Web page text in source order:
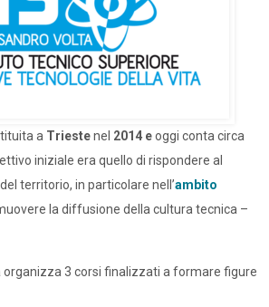
a Triestenel 2014 eoggi conta circa
iniziale era quello di rispondere al
territorio, in particolare nell’ambito
la diffusione della cultura tecnica –
organizza 3 corsi finalizzati a formare figure